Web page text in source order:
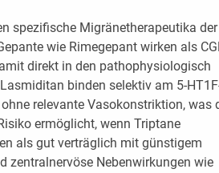
spezifische Migränetherapeutika der
wie Rimegepant wirken als
direkt in den pathophysiologisch
binden selektiv am 5-
relevante Vasokonstriktion, was
ermöglicht, wenn Triptane
als gut verträglich mit günstigem
zentralnervöse Nebenwirkungen wie